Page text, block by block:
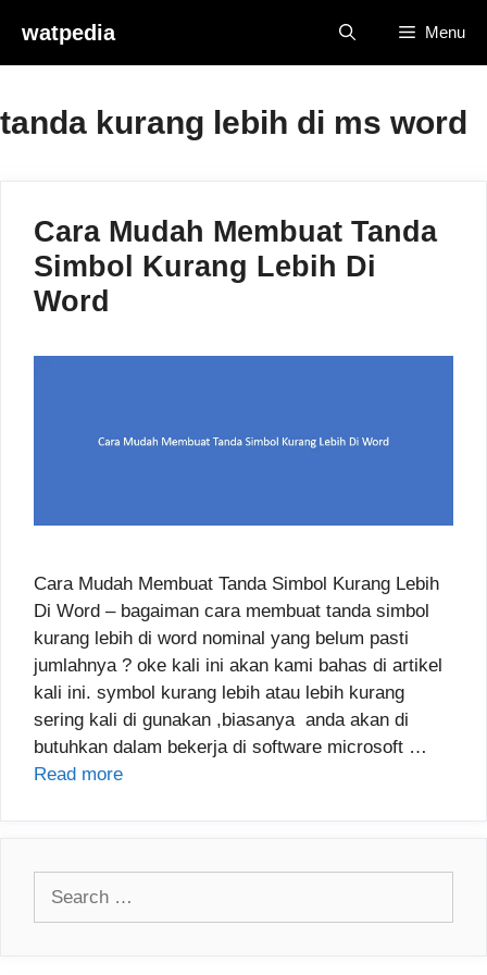
content
watpedia Menu
tanda kurang lebih di ms word
Cara Mudah Membuat Tanda
Simbol Kurang Lebih Di
Word
Cara Mudah Membuat Tanda Simbol Kurang Lebih
Di Word – bagaiman cara membuat tanda simbol
kurang lebih di word nominal yang belum pasti
jumlahnya ? oke kali ini akan kami bahas di artikel
kali ini. symbol kurang lebih atau lebih kurang
sering kali di gunakan ,biasanya anda akan di
butuhkan dalam bekerja di software microsoft …
Read more